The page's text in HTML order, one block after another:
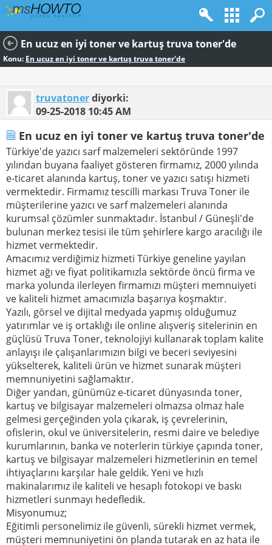
En ucuz en iyi toner ve kartuş truva toner'de
Konu: En ucuz en iyi toner ve kartuş truva toner'de
truvatonerdiyorki:
09-25-2018 10:45 AM
En ucuz en iyi toner ve kartuş truva toner'de
Türkiye'de yazıcı sarf malzemeleri sektöründe 1997
yılından buyana faaliyet gösteren firmamız, 2000 yılında
e-ticaret alanında kartuş, toner ve yazıcı satışı hizmeti
vermektedir. Firmamız tescilli markası Truva Toner ile
müşterilerine yazıcı ve sarf malzemeleri alanında
kurumsal çözümler sunmaktadır. İstanbul / Güneşli'de
bulunan merkez tesisi ile tüm şehirlere kargo aracılığı ile
hizmet vermektedir.
Amacımız verdiğimiz hizmeti Türkiye geneline yayılan
hizmet ağı ve fiyat politikamızla sektörde öncü firma ve
marka yolunda ilerleyen firmamızı müşteri memnuiyeti
ve kaliteli hizmet amacımızla başarıya koşmaktır.
Yazılı, görsel ve dijital medyada yapmış olduğumuz
yatırımlar ve iş ortaklığı ile online alışveriş sitelerinin en
güçlüsü Truva Toner, teknolojiyi kullanarak toplam kalite
anlayışı ile çalışanlarımızın bilgi ve beceri seviyesini
yükselterek, kaliteli ürün ve hizmet sunarak müşteri
memnuniyetini sağlamaktır.
Diğer yandan, günümüz e-ticaret dünyasında toner,
kartuş ve bilgisayar malzemeleri olmazsa olmaz hale
gelmesi gerçeğinden yola çıkarak, iş çevrelerinin,
ofislerin, okul ve üniversitelerin, resmi daire ve belediye
kurumlarının, banka ve noterlerin türkiye çapında toner,
kartuş ve bilgisayar malzemeleri hizmetlerinin en temel
ihtiyaçlarını karşılar hale geldik. Yeni ve hızlı
makinalarımız ile kaliteli ve hesaplı fotokopi ve baskı
hizmetleri sunmayı hedefledik.
Misyonumuz;
Eğitimli personelimiz ile güvenli, sürekli hizmet vermek,
müşteri memnuniyetini ön planda tutarak en az hata ile